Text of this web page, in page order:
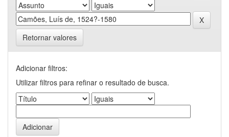
Retornar valores
Adicionar filtros:
Utilizar filtros para refinar o resultado de busca.